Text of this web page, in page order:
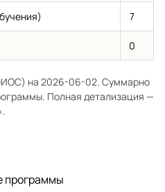
7
0
на 2026-06-02. Суммарно
Полная детализация —
.
программы